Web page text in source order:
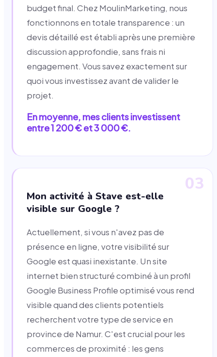
budget final. Chez MoulinMarketing, nous
fonctionnons en totale transparence : un
devis détaillé est établi après une première
discussion approfondie, sans frais ni
engagement. Vous savez exactement sur
quoi vous investissez avant de valider le
projet.
En moyenne, mes clients investissent
entre 1 200 € et 3 000 €.
03
Mon activité à Stave est-elle
visible sur Google ?
Actuellement, si vous n'avez pas de
présence en ligne, votre visibilité sur
Google est quasi inexistante. Un site
internet bien structuré combiné à un profil
Google Business Profile optimisé vous rend
visible quand des clients potentiels
recherchent votre type de service en
province de Namur. C'est crucial pour les
commerces de proximité : les gens